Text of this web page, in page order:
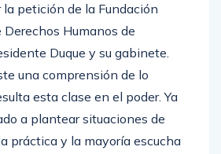
la petición de la Fundación
Humanos de
Duque y su gabinete.
una comprensión de lo
esta clase en el poder. Ya
a plantear situaciones de
práctica y la mayoría escucha